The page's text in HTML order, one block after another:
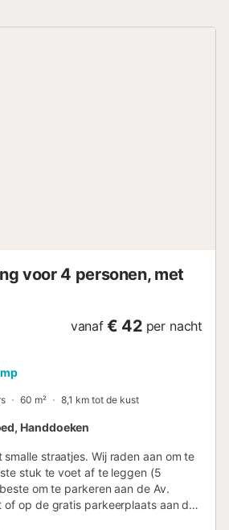
voor 4 personen, met
vanaf € 42 per nacht
60 m² 8,1 km tot de kust
Handdoeken
straatjes. Wij raden aan om te
stuk te voet af te leggen (5
om te parkeren aan de Av.
of op de gratis parkeerplaats aan de